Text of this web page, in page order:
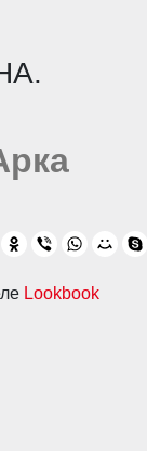
Lookbook